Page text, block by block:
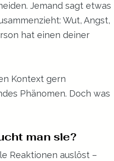
Jemand sagt etwas
Wut, Angst,
hat einen deiner
Kontext gern
Phänomen. Doch was
man sie?
Reaktionen auslöst –